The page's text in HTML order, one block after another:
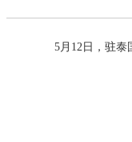
5月12日，驻泰